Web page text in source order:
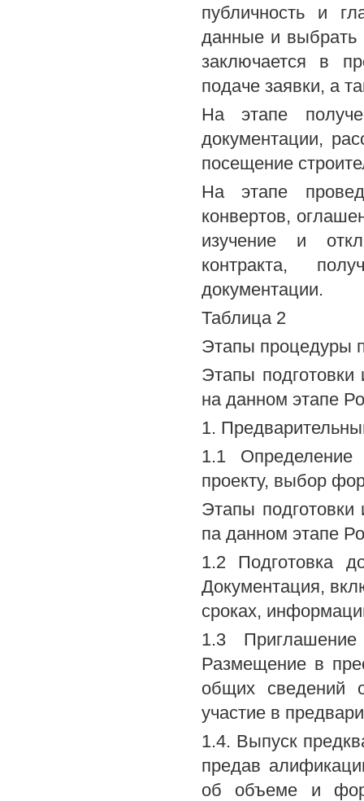
публичность и
данные и выбрать
заключается в
подаче заявки, а
На этапе
документации,
посещение
На этапе
конвертов,
изучение и
контракта,
документации.
Таблица 2
Этапы процедуры
Этапы подготовки
на данном этапе
1.
1.1 Определение
проекту, выбор
Этапы подготовки
па данном этапе
1.2 Подготовка
Документация,
сроках,
1.3
Размещение в
общих сведений
участие в
1.4. Выпуск
предав
об объеме и